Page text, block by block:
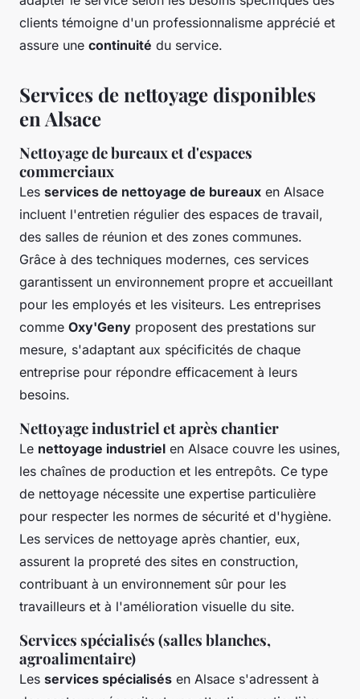
clients témoigne d'un professionnalisme apprécié et
assure une continuité du service.
Services de nettoyage disponibles
en Alsace
Nettoyage de bureaux et d'espaces
commerciaux
Les services de nettoyage de bureaux en Alsace
incluent l'entretien régulier des espaces de travail,
des salles de réunion et des zones communes.
Grâce à des techniques modernes, ces services
garantissent un environnement propre et accueillant
pour les employés et les visiteurs. Les entreprises
comme Oxy'Geny proposent des prestations sur
mesure, s'adaptant aux spécificités de chaque
entreprise pour répondre efficacement à leurs
besoins.
Nettoyage industriel et après chantier
Le nettoyage industriel en Alsace couvre les usines,
les chaînes de production et les entrepôts. Ce type
de nettoyage nécessite une expertise particulière
pour respecter les normes de sécurité et d'hygiène.
Les services de nettoyage après chantier, eux,
assurent la propreté des sites en construction,
contribuant à un environnement sûr pour les
travailleurs et à l'amélioration visuelle du site.
Services spécialisés (salles blanches,
agroalimentaire)
Les services spécialisés en Alsace s'adressent à